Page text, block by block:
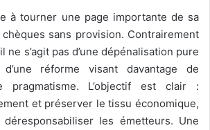
à tourner une page importante de sa
sans provision. Contrairement
ne s’agit pas d’une dépénalisation pure
réforme visant davantage de
pragmatisme. L’objectif est clair :
et préserver le tissu économique,
les émetteurs. Une